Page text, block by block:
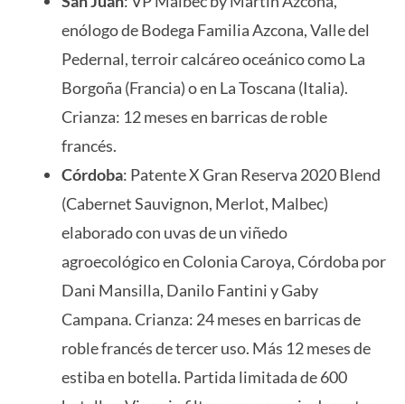
enólogo de Bodega Familia Azcona, Valle del
Pedernal, terroir calcáreo oceánico como La
Borgoña (Francia) o en La Toscana (Italia).
Crianza: 12 meses en barricas de roble
francés.
Córdoba: Patente X Gran Reserva 2020 Blend
(Cabernet Sauvignon, Merlot, Malbec)
elaborado con uvas de un viñedo
agroecológico en Colonia Caroya, Córdoba por
Dani Mansilla, Danilo Fantini y Gaby
Campana. Crianza: 24 meses en barricas de
roble francés de tercer uso. Más 12 meses de
estiba en botella. Partida limitada de 600